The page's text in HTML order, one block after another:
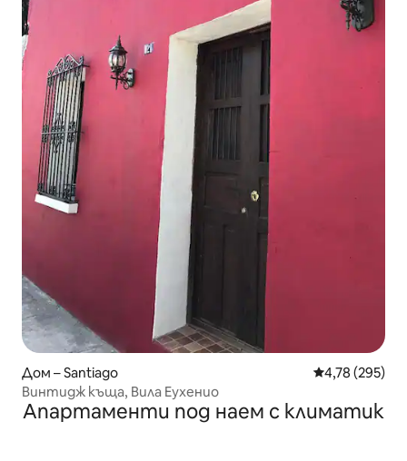
Дом – Santiago Средна
4,78 (295)
Винтидж къща, Вила Еухенио
Апартаменти под наем с климатик